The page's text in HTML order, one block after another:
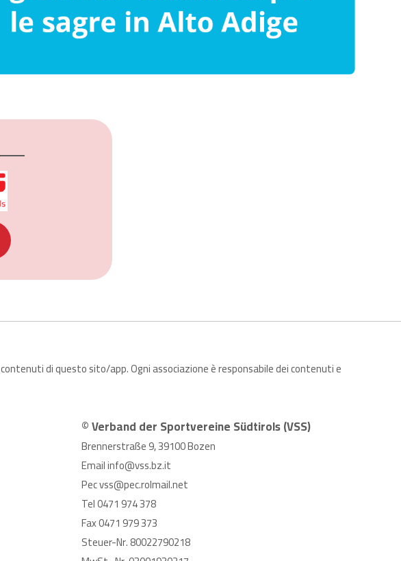
di questo sito/app. Ogni associazione è responsabile dei contenuti e
© Verband der Sportvereine Südtirols (VSS)
Brennerstraße 9, 39100 Bozen
Emailinfo@vss.bz.it
Pecvss@pec.rolmail.net
Tel0471 974 378
Fax 0471 979 373
Steuer-Nr. 80022790218